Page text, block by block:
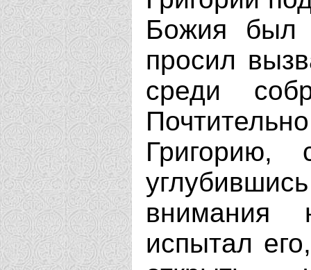
Божия был
просил
среди
Григорию,
внимания
испытал